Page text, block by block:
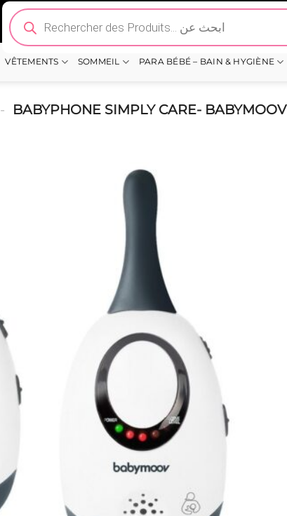
Recherche
de
produits
VÊTEMENTS SOMMEIL PARA BÉBÉ – BAIN & HYGIÈNE
- BABYPHONE SIMPLY CARE- BABYMOOV